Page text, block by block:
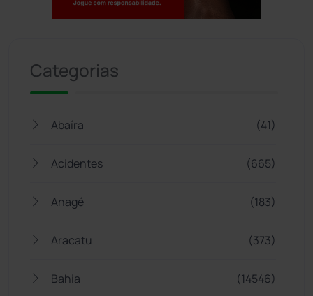
Categorias
Abaíra (41)
Acidentes (665)
Anagé (183)
Aracatu (373)
Bahia (14546)